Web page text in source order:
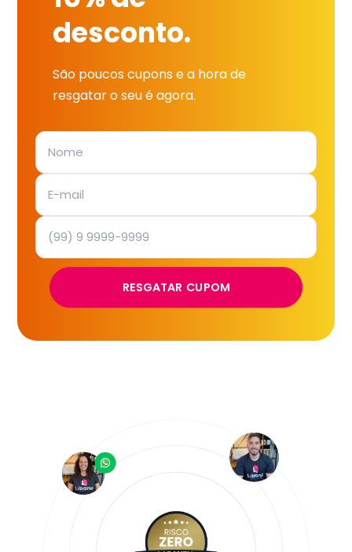
desconto.
São poucos cupons e a hora de
resgatar o seu é agora.
RESGATAR CUPOM